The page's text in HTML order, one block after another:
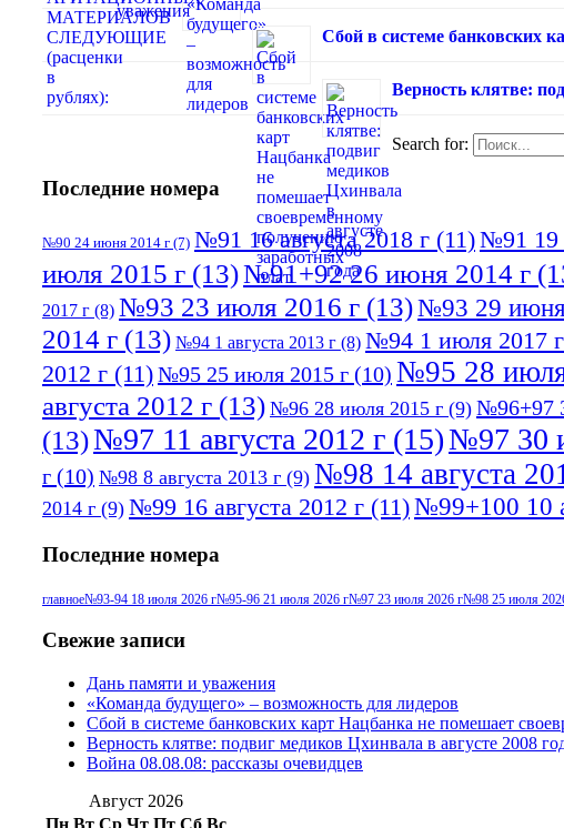
Сбой в системе банковских
Верность клятве:
Search for:
Последние номера
№90 24 июня 2014 г (7) №91 16 августа 2018 г (11)№91 19
июля 2015 г (13)№91+92 26 июня 2014 г
2017 г (8) №93 23 июля 2016 г (13)№93 29
2014 г (13) №94 1 августа 2013 г (8) №94 1 июля 2017 г
2012 г (11)№95 25 июля 2015 г (10) №95 28
августа 2012 г (13) №96 28 июля 2015 г (9) №96+97
(13)№97 11 августа 2012 г (15)№97 30
г (10) №98 8 августа 2013 г (9) №98 14 августа
2014 г (9) №99 16 августа 2012 г (11)№99+100 10
Последние номера
главное№93-94 18 июля 2026 г№95-96 21 июля 2026 г№97 23 июля 2026 г№98 25 июля
Свежие записи
Дань памяти и уважения
«Команда будущего» – возможность для лидеров
Сбой в системе банковских карт Нацбанка не помешает
Верность клятве: подвиг медиков Цхинвала в августе 2008
Война 08.08.08: рассказы очевидцев
Август 2026
Пн Вт Ср Чт Пт Сб Вс